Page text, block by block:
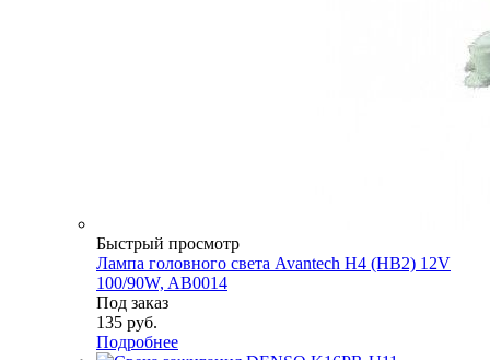
Быстрый просмотр
Лампа головного света Avantech H4 (HB2) 12V
100/90W, AB0014
Под заказ
135 руб.
Подробнее